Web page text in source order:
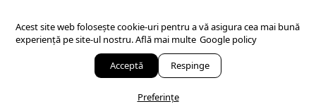
JOIN
șiCondițiile de furnizare a serviciului
Acest site web folosește cookie-uri pentru a vă asigura cea mai bună
experiență pe site-ul nostru. Află mai multe Google policy
Acceptă Respinge
Preferințe